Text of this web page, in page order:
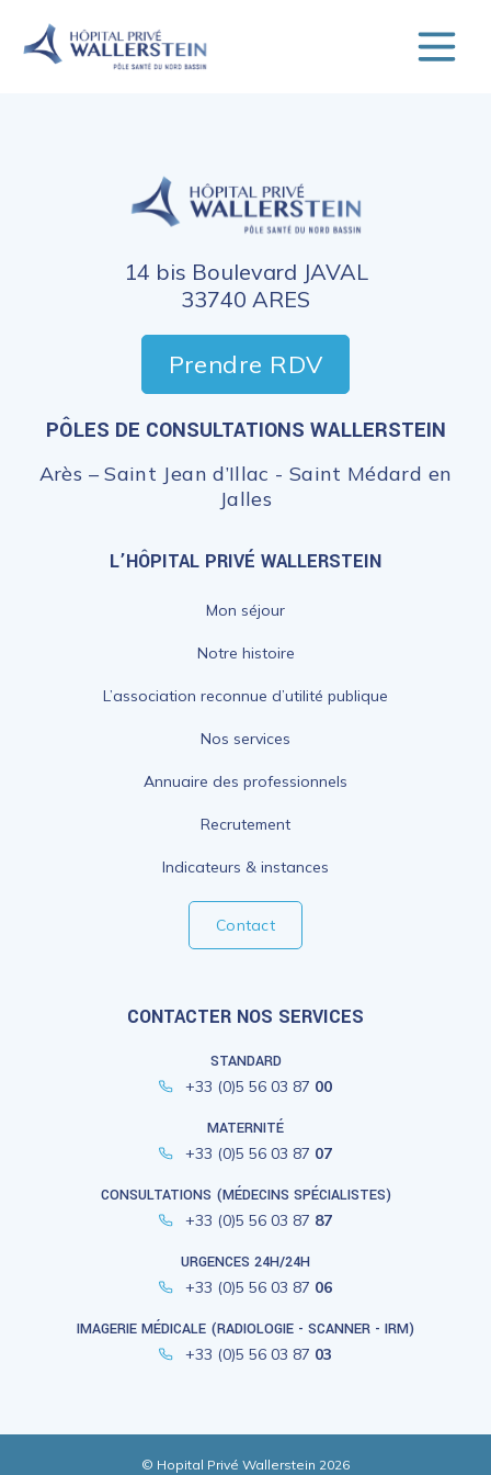
14 bis Boulevard JAVAL
33740 ARES
PÔLES DE CONSULTATIONS WALLERSTEIN
Arès – Saint Jean d’Illac - Saint Médard en
Jalles
Prendre RDV
L’HÔPITAL PRIVÉ WALLERSTEIN
Mon séjour
Notre histoire
L’association reconnue d’utilité publique
Nos services
Annuaire des professionnels
Recrutement
Indicateurs & instances
Contact
CONTACTER NOS SERVICES
STANDARD
+33 (0)5 56 03 87 00
MATERNITÉ
+33 (0)5 56 03 87 07
CONSULTATIONS (MÉDECINS SPÉCIALISTES)
+33 (0)5 56 03 87 87
URGENCES 24H/24H
+33 (0)5 56 03 87 06
IMAGERIE MÉDICALE (RADIOLOGIE - SCANNER - IRM)
+33 (0)5 56 03 87 03
© Hopital Privé Wallerstein 2026